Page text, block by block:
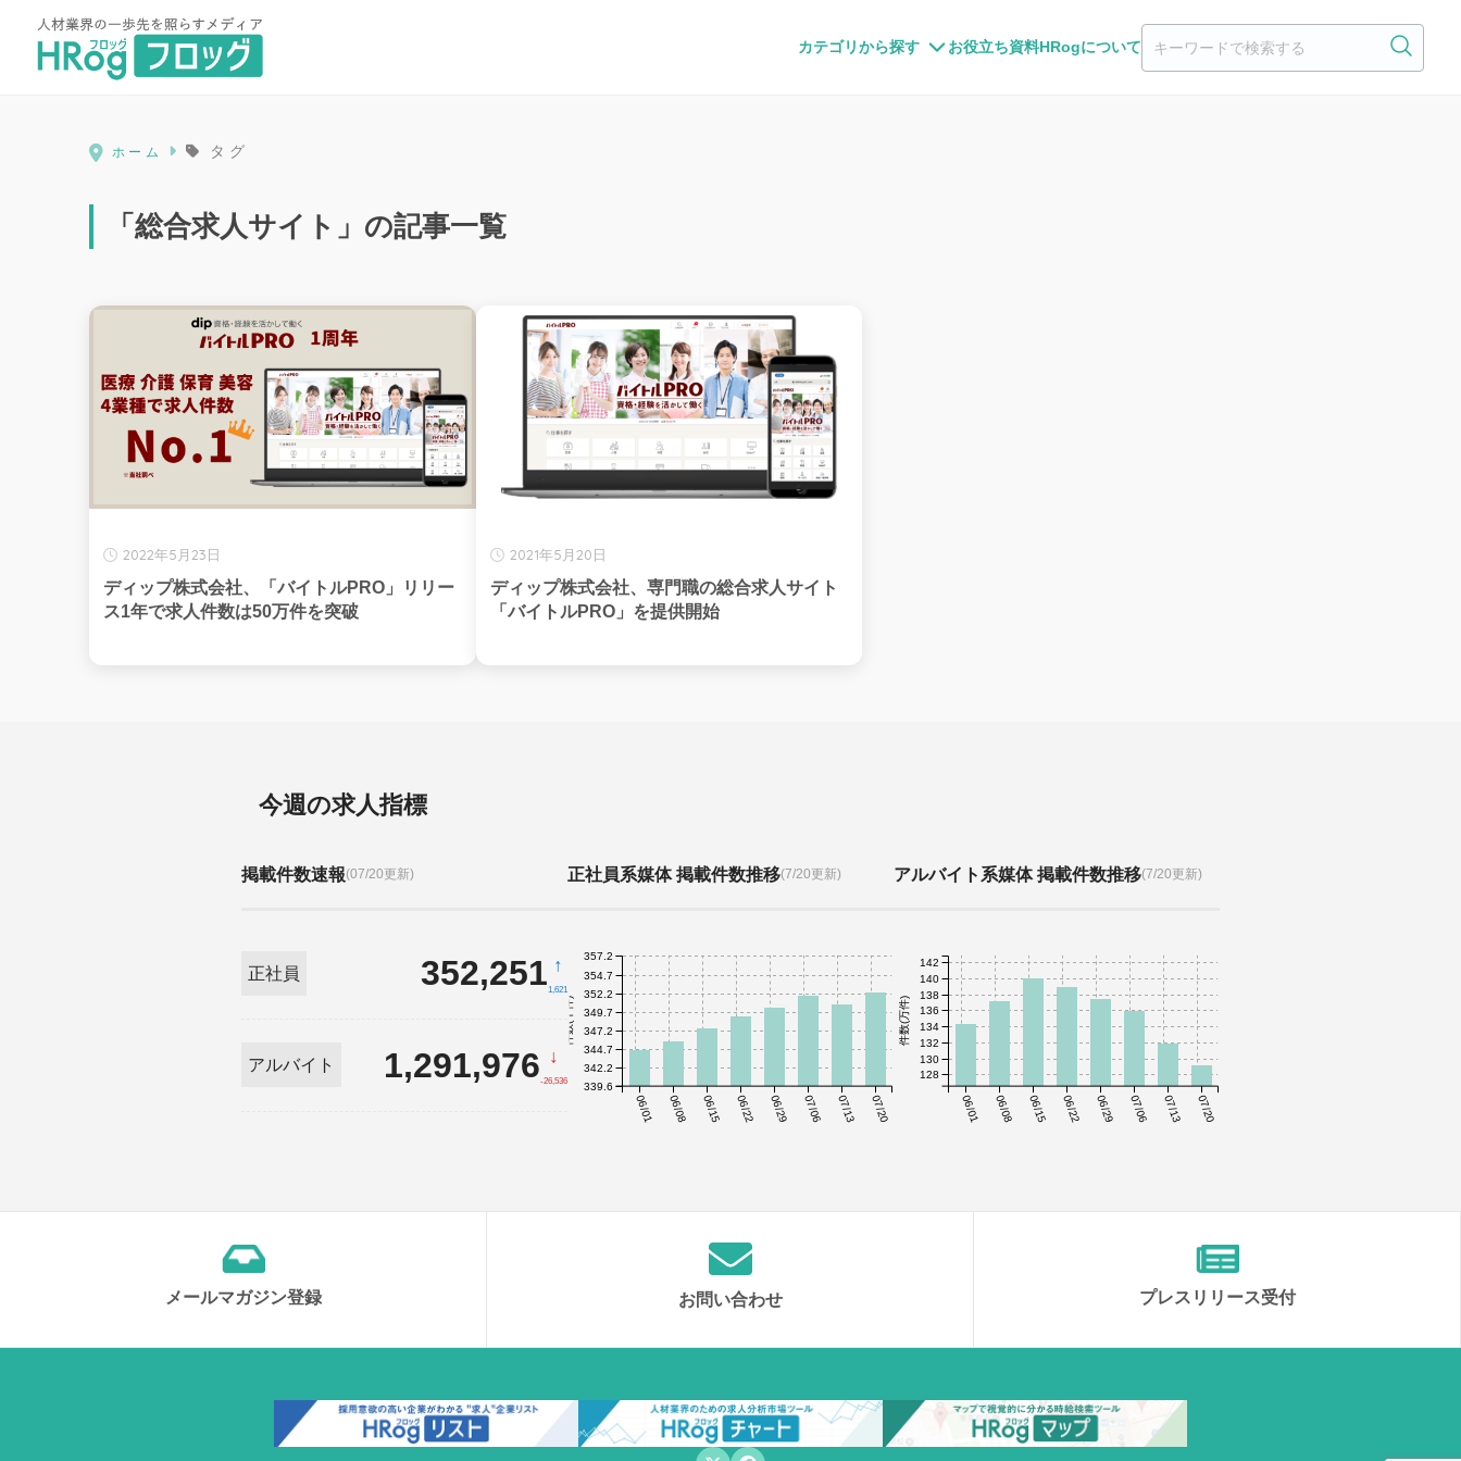
カテゴリから探す お役立ち資料HRogについて
HRog | 人材業界の一歩先を照らすメディア
ホーム タグ
「総合求人サイト」の記事一覧
2022年5月23日
ディップ株式会社、「バイトルPRO」リリー
ス1年で求人件数は50万件を突破
2021年5月20日
ディップ株式会社、専門職の総合求人サイト
「バイトルPRO」を提供開始
今週の求人指標
掲載件数速報(07/20更新)
正社員 352,251 ↑
1,621
アルバイト 1,291,976 ↓
-26,536
正社員系媒体 掲載件数推移(7/20更新)
06/01 06/08 06/15 06/22 06/29 07/06 07/13 07/20
件数(千件)
339.6
342.2
344.7
347.2
349.7
352.2
354.7
357.2
アルバイト系媒体 掲載件数推移(7/20更新)
06/01 06/08 06/15 06/22 06/29 07/06 07/13 07/20
件数(万件)
128
130
132
134
136
138
140
142
メールマガジン登録 お問い合わせ プレスリリース受付